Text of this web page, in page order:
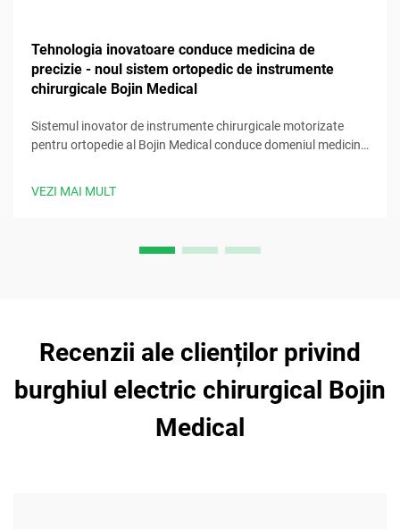
Tehnologia inovatoare conduce medicina de
precizie - noul sistem ortopedic de instrumente
chirurgicale Bojin Medical
Sistemul inovator de instrumente chirurgicale motorizate
pentru ortopedie al Bojin Medical conduce domeniul medicinii
VEZI MAI MULT
Recenzii ale clienților privind
burghiul electric chirurgical Bojin
Medical